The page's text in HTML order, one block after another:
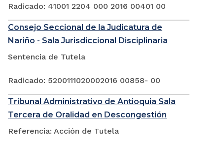
Radicado: 41001 2204 000 2016 00401 00
Consejo Seccional de la Judicatura de
Nariño - Sala Jurisdiccional Disciplinaria
Sentencia de Tutela
Radicado: 5200111020002016 00858- 00
Tribunal Administrativo de Antioquia Sala
Tercera de Oralidad en Descongestión
Referencia: Acción de Tutela